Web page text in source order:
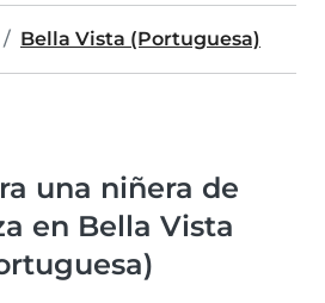
Bella Vista (Portuguesa)
una niñera de
en Bella Vista